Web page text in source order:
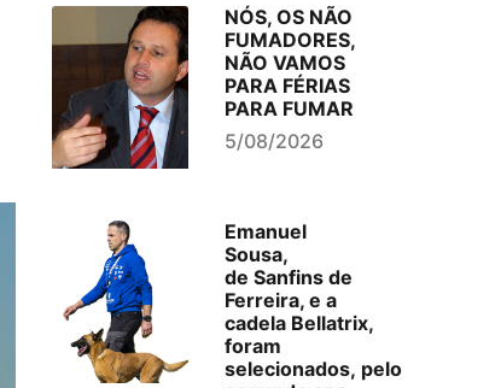
NÓS, OS NÃO
FUMADORES,
NÃO VAMOS
PARA FÉRIAS
PARA FUMAR
5/08/2026
Emanuel
Sousa,
de Sanfins de
Ferreira, e a
cadela Bellatrix,
foram
selecionados, pelo